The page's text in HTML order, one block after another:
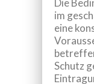
Die
im
eine
Schutz